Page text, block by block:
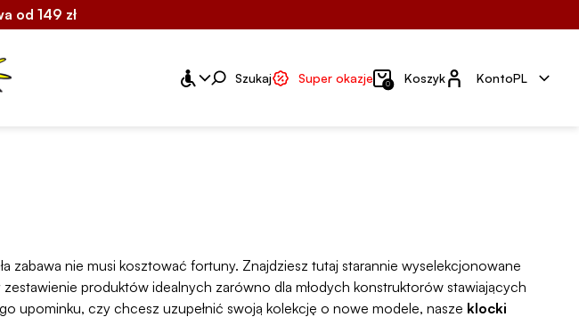
od 149 zł
Szukaj Super okazje 0 KoszykKonto
KontoPL
zabawa nie musi kosztować fortuny. Znajdziesz tutaj starannie wyselekcjonowane
produktów idealnych zarówno dla młodych konstruktorów stawiających
upominku, czy chcesz uzupełnić swoją kolekcję o nowe modele, nasze klocki